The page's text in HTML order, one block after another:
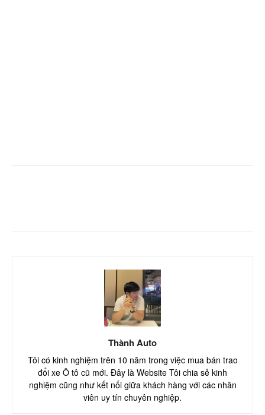
Thành Auto
Tôi có kinh nghiệm trên 10 năm trong việc mua bán trao
đổi xe Ô tô cũ mới. Đây là Website Tôi chia sẻ kinh
nghiệm cũng như kết nối giữa khách hàng với các nhân
viên uy tín chuyên nghiệp.